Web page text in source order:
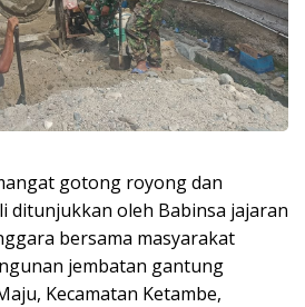
gotong royong dan
ditunjukkan oleh Babinsa jajaran
bersama masyarakat
jembatan gantung
Kecamatan Ketambe,